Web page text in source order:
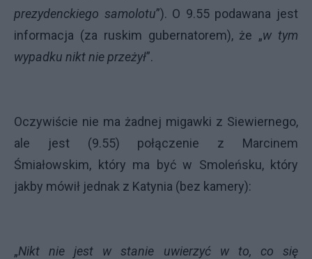
prezydenckiego samolotu”). O 9.55 podawana jest
informacja (za ruskim gubernatorem), że „w tym
wypadku nikt nie przeżył”.
Oczywiście nie ma żadnej migawki z Siewiernego,
ale jest (9.55) połączenie z Marcinem
Śmiałowskim, który ma być w Smoleńsku, który
jakby mówił jednak z Katynia (bez kamery):
„Nikt nie jest w stanie uwierzyć w to, co się